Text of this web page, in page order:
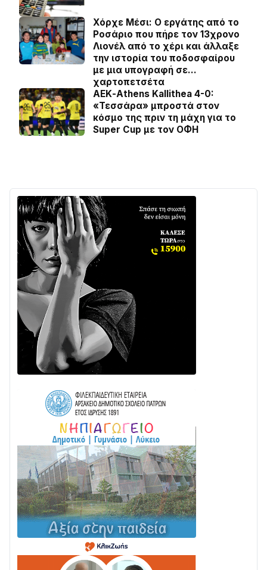
Χόρχε Μέσι: Ο εργάτης από το
Ροσάριο που πήρε τον 13χρονο
Λιονέλ από το χέρι και άλλαξε
την ιστορία του ποδοσφαίρου
με μια υπογραφή σε…
χαρτοπετσέτα
ΑΕΚ-Athens Kallithea 4-0:
«Τεσσάρα» μπροστά στον
κόσμο της πριν τη μάχη για το
Super Cup με τον ΟΦΗ